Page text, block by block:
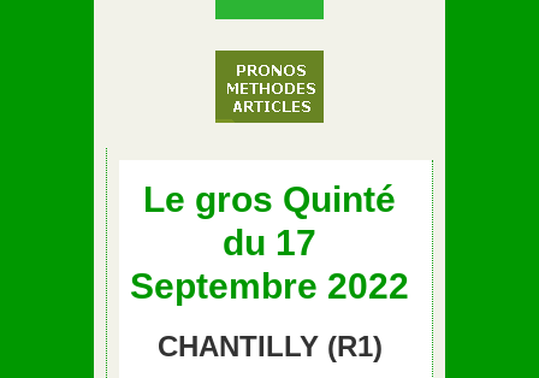
Le gros Quinté
du 17
Septembre 2022
CHANTILLY (R1)